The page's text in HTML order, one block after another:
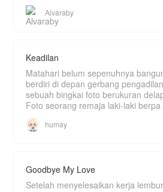
Alvaraby
Keadilan
Matahari belum sepenuhnya
berdiri di depan gerbang
sebuah bingkai foto berukuran
Foto seorang remaja laki-laki berpa
humay
Goodbye My Love
Setelah menyelesaikan kerja